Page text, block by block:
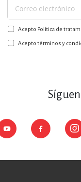
Suscríbase
a
nuestro
boletín:
Acepto Política de
Acepto términos y